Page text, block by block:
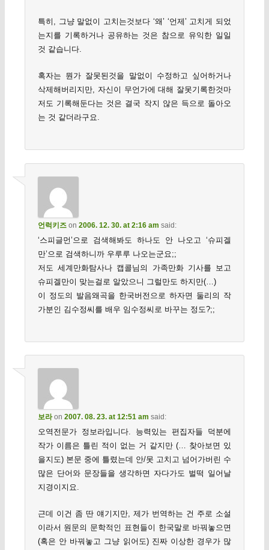
특히, 그냥 말없이 고치는것보다 ‘왜’ ‘언제’ 고치게 되었
는지를 기록하거나 공유하는 것은 참으로 유익한 일일
것 같습니다.
혹자는 뭔가 잘못된것을 말없이 수정하고 싶어하거나
삭제해버리지만, 자신이 무언가에 대해 잘못기록한것마
저도 기록해둔다는 것은 결국 작지 않은 득으로 돌아오
는 것 같더라구요.
언럭키즈on 2006. 12. 30. at 2:16 am said:
‘스피글먼’으로 검색해봐도 하나도 안 나오고 ‘슈피겔
만’으로 검색하니까 우루루 나오는군요;;
저도 세계만화탐사나 캡콜님의 가족만화 기사를 보고
슈피겔만이 맞는걸로 알았으니 그럴만도 하지만(…)
이 정도의 발음왜곡을 한국버전으로 하자면 둘리의 작
가분인 김수정씨를 배우 임수정씨로 바꾸는 정도?;;
보라on 2007. 08. 23. at 12:51 am said:
오역전문가 정보라입니다. 능력있는 편집자들 덕분에
작가 이름은 틀린 적이 없는 거 같지만 (… 찾아보면 있
을지도) 본문 중에 틀렸는데 안/못 고치고 넘어가버린 수
많은 단어와 문장들을 생각하면 자다가도 벌떡 일어날
지경이지요.
근데 이건 좀 딴 얘기지만, 제가 번역하는 건 주로 소설
이라서 원문의 문학적인 표현들이 한국말로 바꿔놓으면
(혹은 안 바꿔놓고 그냥 읽어도) 진짜 이상한 경우가 많